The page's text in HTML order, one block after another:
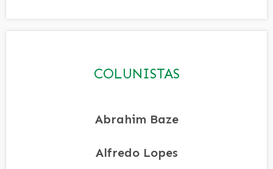
COLUNISTAS
Abrahim Baze
Alfredo Lopes